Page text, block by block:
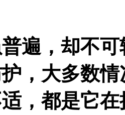
遍，却不
，大多数
，都是它